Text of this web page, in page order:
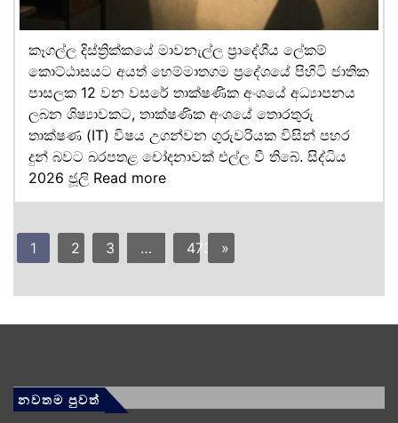
කෑගල්ල දිස්ත්‍රික්කයේ මාවනැල්ල ප්‍රාදේශීය ලේකම්
කොට්ඨාසයට අයත් හෙම්මාතගම ප්‍රදේශයේ පිහිටි ජාතික
පාසලක 12 වන වසරේ තාක්ෂණික අංශයේ අධ්‍යාපනය
ලබන ශිෂ්‍යාවකට, තාක්ෂණික අංශයේ තොරතුරු
තාක්ෂණ (IT) විෂය උගන්වන ගුරුවරියක විසින් පහර
දුන් බවට බරපතළ චෝදනාවක් එල්ල වී තිබේ. සිද්ධිය
2026 ජූලි Read more
1 2 3 … 473 »
නවතම පුවත්